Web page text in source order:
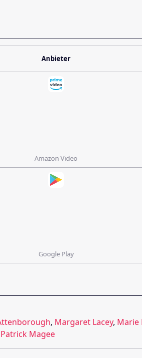
Anbieter
Amazon Video
Google Play
, Margaret Lacey, Marie
Patrick Magee